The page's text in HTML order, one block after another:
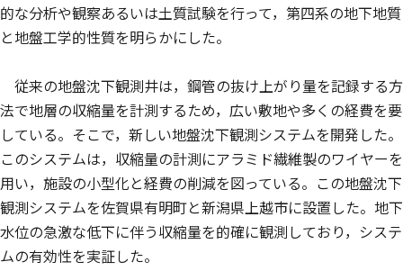
的な分析や観察あるいは土質試験を行って，第四系の地下地質
と地盤工学的性質を明らかにした。
従来の地盤沈下観測井は，鋼管の抜け上がり量を記録する方
法で地層の収縮量を計測するため，広い敷地や多くの経費を要
している。そこで，新しい地盤沈下観測システムを開発した。
このシステムは，収縮量の計測にアラミド繊維製のワイヤーを
用い，施設の小型化と経費の削減を図っている。この地盤沈下
観測システムを佐賀県有明町と新潟県上越市に設置した。地下
水位の急激な低下に伴う収縮量を的確に観測しており，システ
ムの有効性を実証した。